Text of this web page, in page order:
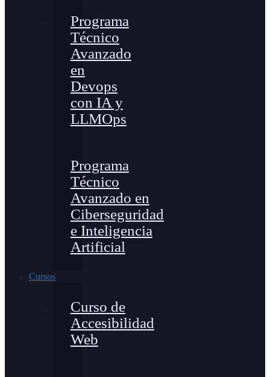
Programa
Técnico
Avanzado
en
Devops
con IA y
LLMOps
Programa
Técnico
Avanzado en
Ciberseguridad
e Inteligencia
Artificial
Cursos
Curso de
Accesibilidad
Web